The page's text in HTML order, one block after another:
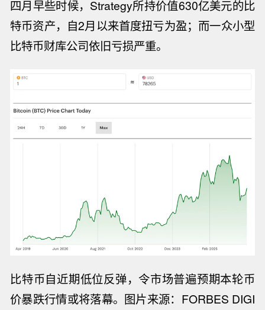
四月早些时候， Strategy所持价值630亿美元的比
特币资产，自2月以来首度扭亏为盈；而一众小型
比特币财库公司依旧亏损严重。
比特币自近期低位反弹，令市场普遍预期本轮币
价暴跌行情或将落幕。图片来源：FORBES DIGI